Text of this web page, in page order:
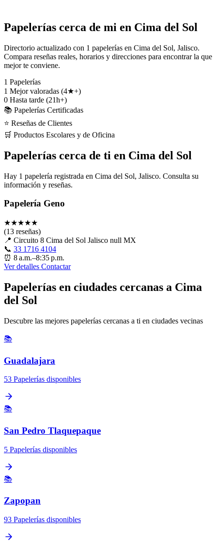
Papelerías cerca de mi en Cima del Sol
Directorio actualizado con 1 papelerías en Cima del Sol, Jalisco.
Compara reseñas reales, horarios y direcciones para encontrar la que
mejor te conviene.
1 Papelerías
1 Mejor valoradas (4★+)
0 Hasta tarde (21h+)
📚 Papelerías Certificadas
⭐ Reseñas de Clientes
🛒 Productos Escolares y de Oficina
Papelerías cerca de ti en Cima del Sol
Hay 1 papelería registrada en Cima del Sol, Jalisco. Consulta su
información y reseñas.
Papelería Geno
★★★★★
(13 reseñas)
📍 Circuito 8 Cima del Sol Jalisco null MX
📞 33 1716 4104
⏰ 8 a.m.–8:35 p.m.
Ver detalles Contactar
Papelerías en ciudades cercanas a Cima
del Sol
Descubre las mejores papelerías cercanas a ti en ciudades vecinas
📚
Guadalajara
53 Papelerías disponibles
📚
San Pedro Tlaquepaque
5 Papelerías disponibles
📚
Zapopan
93 Papelerías disponibles